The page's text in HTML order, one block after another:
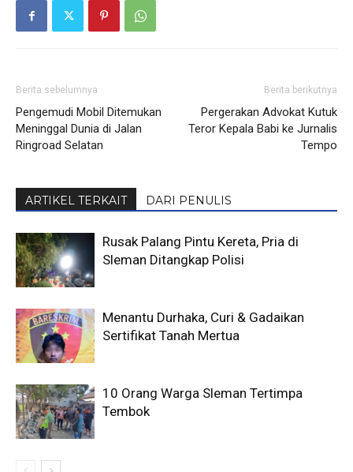
Berita sebelumnya
Pengemudi Mobil Ditemukan
Meninggal Dunia di Jalan
Ringroad Selatan
Berita berikutnya
Pergerakan Advokat Kutuk
Teror Kepala Babi ke Jurnalis
Tempo
ARTIKEL TERKAIT DARI PENULIS
Rusak Palang Pintu Kereta, Pria di
Sleman Ditangkap Polisi
Menantu Durhaka, Curi & Gadaikan
Sertifikat Tanah Mertua
10 Orang Warga Sleman Tertimpa
Tembok